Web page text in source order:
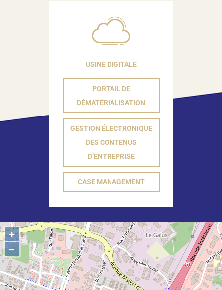
USINE DIGITALE
PORTAIL DE
DÉMATÉRIALISATION
GESTION ÉLECTRONIQUE
DES CONTENUS
D’ENTREPRISE
CASE MANAGEMENT
+
–